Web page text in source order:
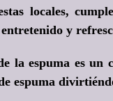
locales,
y
la espuma es un
espuma